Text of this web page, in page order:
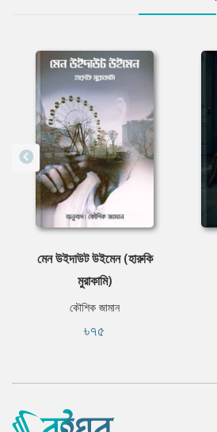
মেন উইদাউট উইমেন (হারুকি
মুরাকামি)
কৌশিক জামান
৳৭৫